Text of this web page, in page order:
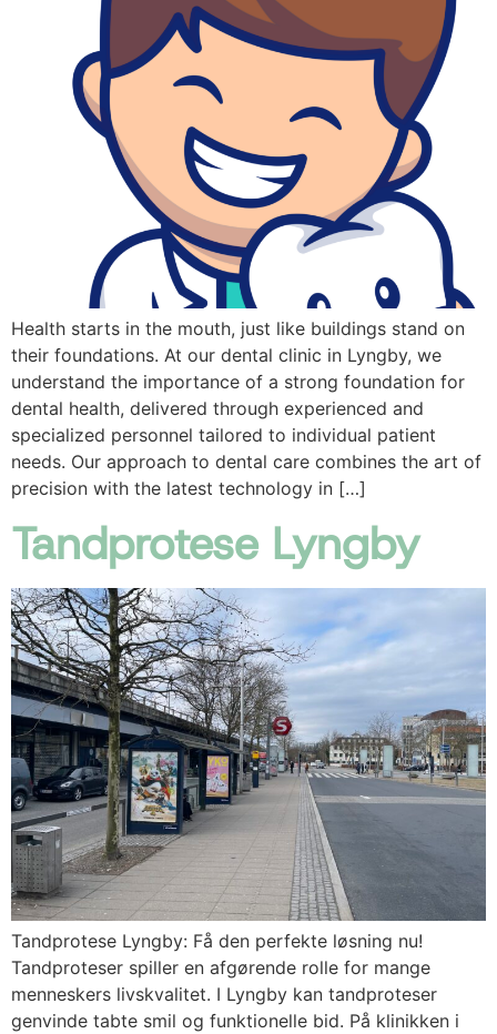
Health starts in the mouth, just like buildings stand on
their foundations. At our dental clinic in Lyngby, we
understand the importance of a strong foundation for
dental health, delivered through experienced and
specialized personnel tailored to individual patient
needs. Our approach to dental care combines the art of
precision with the latest technology in […]
Tandprotese Lyngby
Tandprotese Lyngby: Få den perfekte løsning nu!
Tandproteser spiller en afgørende rolle for mange
menneskers livskvalitet. I Lyngby kan tandproteser
genvinde tabte smil og funktionelle bid. På klinikken i